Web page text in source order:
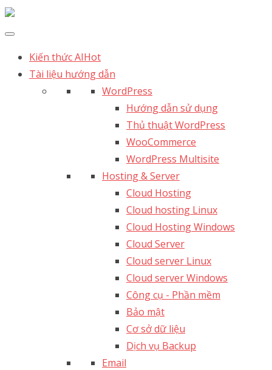
Kiến thức AIHot
Tài liệu hướng dẫn
WordPress
Hướng dẫn sử dụng
Thủ thuật WordPress
WooCommerce
WordPress Multisite
Hosting & Server
Cloud Hosting
Cloud hosting Linux
Cloud Hosting Windows
Cloud Server
Cloud server Linux
Cloud server Windows
Công cụ - Phần mềm
Bảo mật
Cơ sở dữ liệu
Dịch vụ Backup
Email